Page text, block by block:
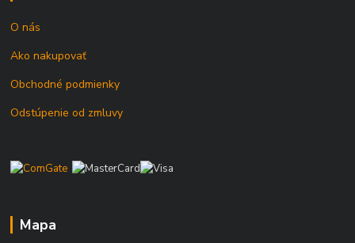
O nás
Ako nakupovať
Obchodné podmienky
Odstúpenie od zmluvy
Mapa